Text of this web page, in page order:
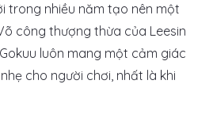
trong nhiều năm tạo nên một
công thượng thừa của Leesin
luôn mang một cảm giác
cho người chơi, nhất là khi